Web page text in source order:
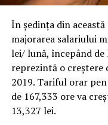
În ședința din
majorarea salariului
lei/ lună, începând de
reprezintă o creştere
2019. Tariful orar
de 167,333 ore va
13,327 lei.